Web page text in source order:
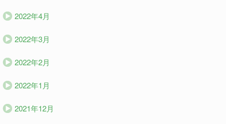
2022年4月
2022年3月
2022年2月
2022年1月
2021年12月